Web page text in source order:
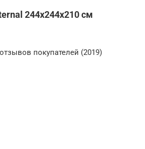
244х244х210 см
покупателей (2019)